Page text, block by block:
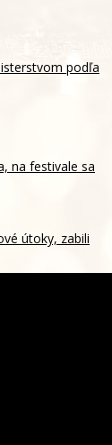
podľa
na festivale sa
útoky, zabili